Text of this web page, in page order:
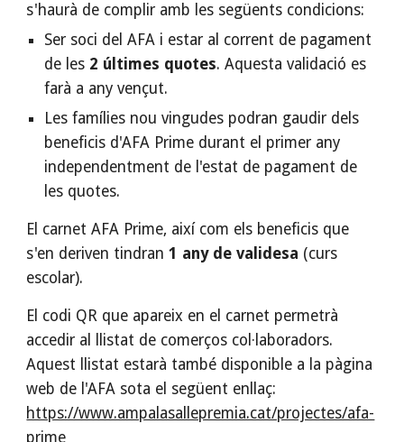
s'haurà de complir amb les següents condicions:
Ser soci del AFA i estar al corrent de pagament
de les 2 últimes quotes. Aquesta validació es
farà a any vençut.
Les famílies nou vingudes podran gaudir dels
beneficis d'AFA Prime durant el primer any
independentment de l'estat de pagament de
les quotes.
El carnet AFA Prime, així com els beneficis que
s'en deriven tindran 1 any de validesa (curs
escolar).
El codi QR que apareix en el carnet permetrà
accedir al llistat de comerços col·laboradors.
Aquest llistat estarà també disponible a la pàgina
https://www.ampalasallepremia.cat/projectes/afa-
prime